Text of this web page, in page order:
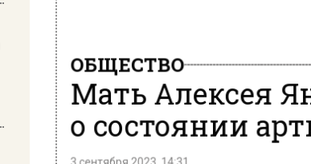
ОБЩЕСТВО
Мать Алексея
о состоянии
3 сентября 2023, 14:31